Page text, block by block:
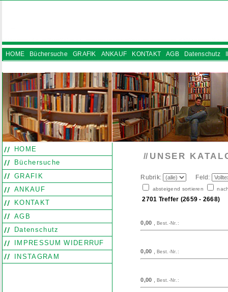
HOME Büchersuche GRAFIK ANKAUF KONTAKT AGB Datenschutz
HOME
Büchersuche
GRAFIK
ANKAUF
KONTAKT
AGB
Datenschutz
IMPRESSUM WIDERRUF
INSTAGRAM
// UNSER
Rubrik: Feld:
absteigend sortieren
2701 Treffer (2659 - 2668)
0,00 ,Best.-Nr.:
0,00 ,Best.-Nr.:
0,00 ,Best.-Nr.: